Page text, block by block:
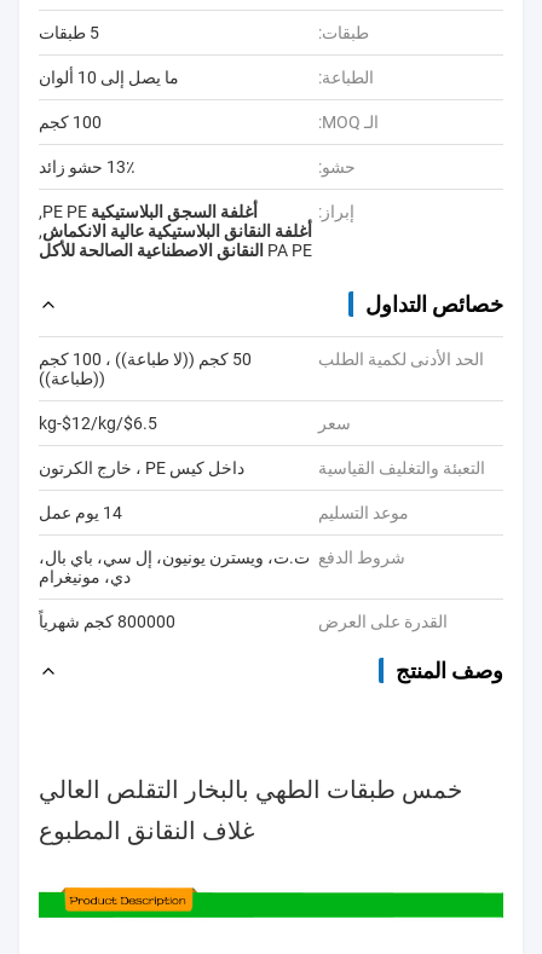
طبقات: 5 طبقات
الطباعة: ما يصل إلى 10 ألوان
الـ MOQ: 100 كجم
حشو: 13٪ حشو زائد
إبراز: أغلفة السجق البلاستيكية PE PE
,
أغلفة النقانق البلاستيكية عالية الانكماش,
PA PE النقانق الاصطناعية الصالحة للأكل
خصائص التداول
الحد الأدنى لكمية الطلب
50 كجم ((لا طباعة)) ، 100 كجم
((طباعة))
سعر $6.5/kg-$12/kg
التعبئة والتغليف القياسية داخل كيس PE ، خارج الكرتون
موعد التسليم 14 يوم عمل
شروط الدفع ت.ت، ويسترن يونيون، إل سي، باي بال،
دي، مونيغرام
القدرة على العرض 800000 كجم شهرياً
وصف المنتج
خمس طبقات الطهي بالبخار التقلص العالي
غلاف النقانق المطبوع